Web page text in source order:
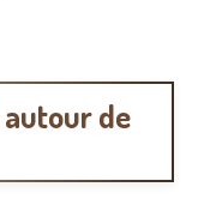
de